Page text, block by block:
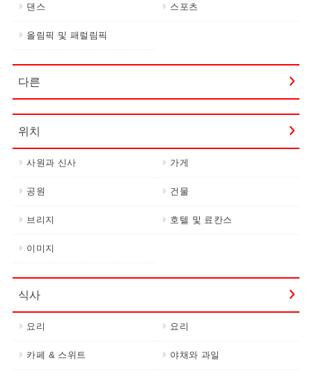
댄스 스포츠
올림픽 및 패럴림픽
다른
위치
사원과 신사 가게
공원 건물
브리지 호텔 및 료칸스
이미지
식사
요리 요리
카페 & 스위트 야채와 과일